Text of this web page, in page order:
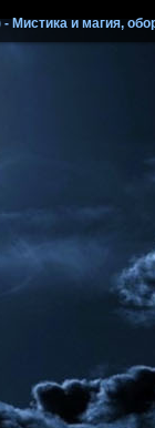
и магия,